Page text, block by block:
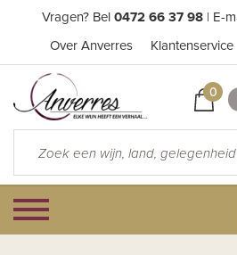
Vragen? Bel 0472 66 37 98 | E-
Over Anverres Klantenservice
0